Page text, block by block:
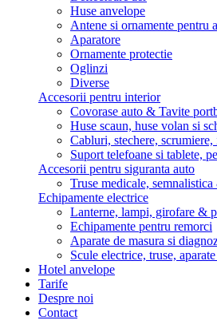
Huse anvelope
Antene si ornamente pentru
Aparatore
Ornamente protectie
Oglinzi
Diverse
Accesorii pentru interior
Covorase auto & Tavite
Huse scaun, huse volan si
Cabluri, stechere,
Suport telefoane si tablete,
Accesorii pentru siguranta auto
Truse medicale,
Echipamente electrice
Lanterne, lampi, girofare &
Echipamente pentru remorci
Aparate de masura si
Scule electrice, truse,
Hotel anvelope
Tarife
Despre noi
Contact